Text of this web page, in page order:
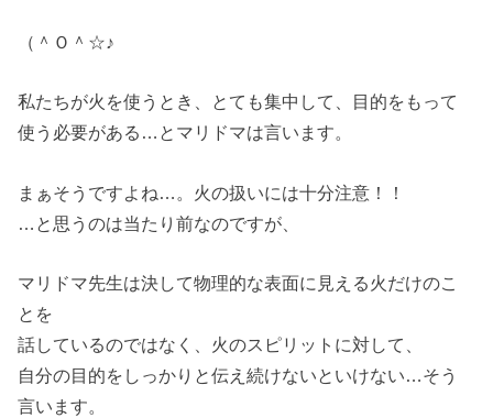
（＾Ｏ＾☆♪
私たちが火を使うとき、とても集中して、目的をもって
使う必要がある…とマリドマは言います。
まぁそうですよね…。火の扱いには十分注意！！
…と思うのは当たり前なのですが、
マリドマ先生は決して物理的な表面に見える火だけのこ
とを
話しているのではなく、火のスピリットに対して、
自分の目的をしっかりと伝え続けないといけない…そう
言います。